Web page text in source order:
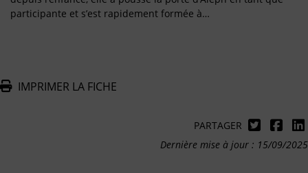
participante et s’est rapidement formée à…
IMPRIMER LA FICHE
PARTAGER
Dernière mise à jour : 15/09/2025